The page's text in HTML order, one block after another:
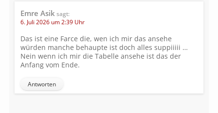
Emre Asik sagt:
6. Juli 2026 um 2:39 Uhr
Das ist eine Farce die, wen ich mir das ansehe
würden manche behaupte ist doch alles suppiiiii …
Nein wenn ich mir die Tabelle ansehe ist das der
Anfang vom Ende.
Antworten